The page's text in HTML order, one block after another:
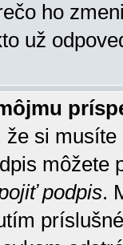
ho
už
si
môžete
podpis.